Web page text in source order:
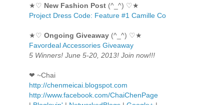
★♡ New Fashion Post (^_^) ♡★
Project Dress Code: Feature #1 Camille Co
★♡ Ongoing Giveaway (^_^) ♡★
Favordeal Accessories Giveaway
5 Winners! June 5-20, 2013! Join now!!!
❤ ~Chai
http://chenmeicai.blogspot.com
http://www.facebook.com/ChaiChenPage